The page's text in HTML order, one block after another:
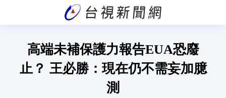
高端未補保護力報告EUA恐廢
止？ 王必勝：現在仍不需妄加臆
測